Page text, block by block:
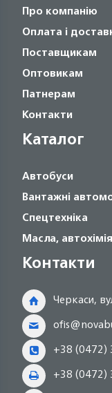
Про компанію
Оплата і
Поставщикам
Оптовикам
Патнерам
Контакти
Каталог
Автобуси
Вантажні
Спецтехніка
Масла, автохімія
Контакти
Черкаси,
+38 (0472)
+38 (0472)